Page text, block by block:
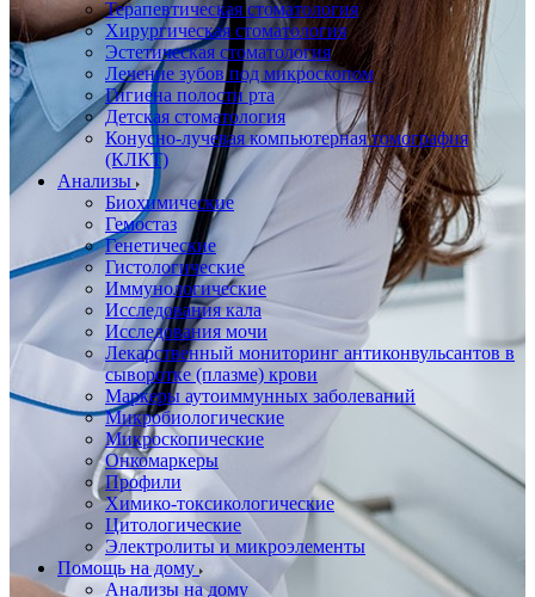
Терапевтическая стоматология
Хирургическая стоматология
Эстетическая стоматология
Лечение зубов под микроскопом
Гигиена полости рта
Детская стоматология
Конусно-лучевая компьютерная томография
(КЛКТ)
Анализы
Биохимические
Гемостаз
Генетические
Гистологические
Иммунологические
Исследования кала
Исследования мочи
Лекарственный мониторинг антиконвульсантов в
сыворотке (плазме) крови
Маркеры аутоиммунных заболеваний
Микробиологические
Микроскопические
Онкомаркеры
Профили
Химико-токсикологические
Цитологические
Электролиты и микроэлементы
Помощь на дому
Анализы на дому